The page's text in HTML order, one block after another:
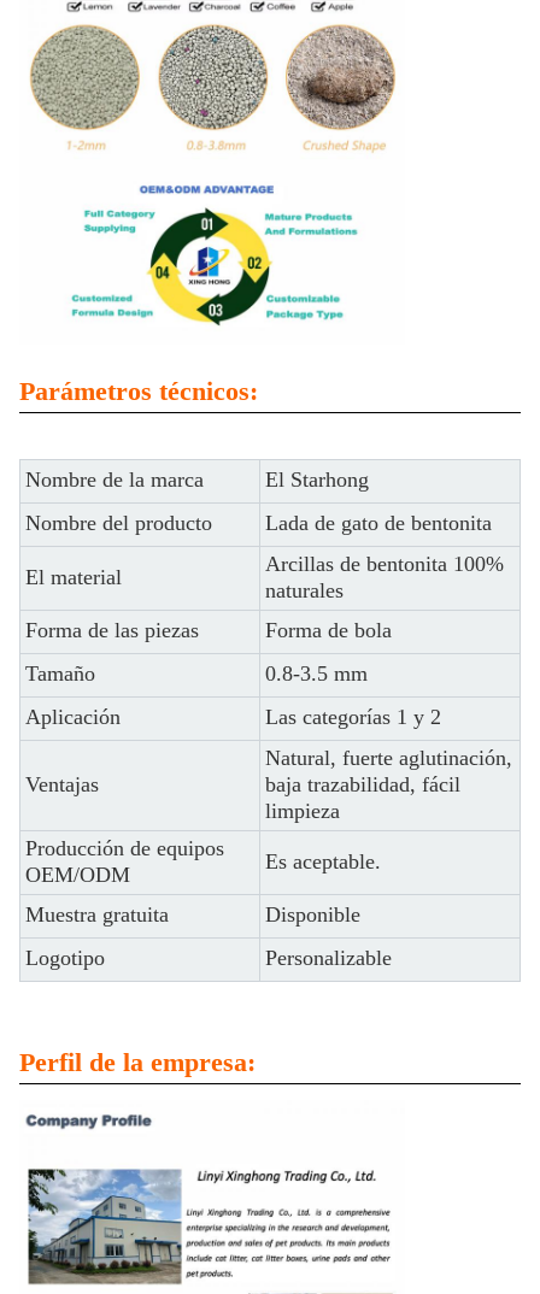
Parámetros técnicos:
Nombre de la marca
El Starhong
Nombre del producto
Lada de gato de bentonita
El material
Arcillas de bentonita 100%
naturales
Forma de las piezas
Forma de bola
Tamaño
0.8-3.5 mm
Aplicación
Las categorías 1 y 2
Ventajas
Natural, fuerte aglutinación,
baja trazabilidad, fácil
limpieza
Producción de equipos
OEM/ODM
Es aceptable.
Muestra gratuita
Disponible
Logotipo
Personalizable
Perfil de la empresa: